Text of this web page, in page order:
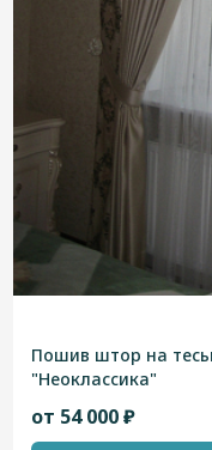
Пошив штор на
"Неоклассика"
от 54 000 ₽